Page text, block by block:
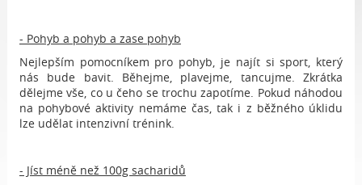
- Pohyb a pohyb a zase pohyb
Nejlepším pomocníkem pro pohyb, je najít si sport, který
nás bude bavit. Běhejme, plavejme, tancujme. Zkrátka
dělejme vše, co u čeho se trochu zapotíme. Pokud náhodou
na pohybové aktivity nemáme čas, tak i z běžného úklidu
lze udělat intenzivní trénink.
- Jíst méně než 100g sacharidů